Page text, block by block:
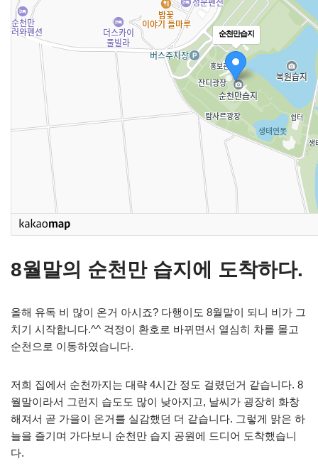
순천만습지
8월말의 순천만 습지에 도착하다.
올해 유독 비 많이 온거 아시죠? 다행이도 8월말이 되니 비가 그
치기 시작합니다.^^ 걱정이 환호로 바뀌면서 열심히 차를 몰고
순천으로 이동하였습니다.
저희 집에서 순천까지는 대략 4시간 정도 걸렸던거 같습니다. 8
월말이라서 그런지 습도도 많이 낮아지고, 날씨가 굉장히 화창
해져서 곧 가을이 온거를 실감했던 더 같습니다. 그렇게 맑은 하
늘을 즐기며 가다보니 순천만 습지 공원에 드디어 도착했습니
다.